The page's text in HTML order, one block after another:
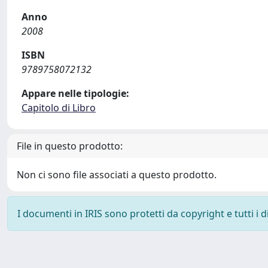
Anno
2008
ISBN
9789758072132
Appare nelle tipologie:
Capitolo di Libro
File in questo prodotto:
Non ci sono file associati a questo prodotto.
I documenti in IRIS sono protetti da copyright e tutti i